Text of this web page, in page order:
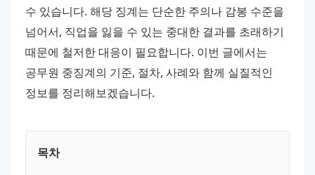
수 있습니다. 해당 징계는 단순한 주의나 감봉 수준을
넘어서, 직업을 잃을 수 있는 중대한 결과를 초래하기
때문에 철저한 대응이 필요합니다. 이번 글에서는
공무원 중징계의 기준, 절차, 사례와 함께 실질적인
정보를 정리해보겠습니다.
목차